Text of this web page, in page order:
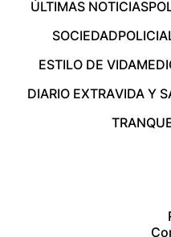
ÚLTIMAS NOTICIAS
SOCIEDAD
ESTILO DE VIDA
DIARIO EXTRAVIDA Y